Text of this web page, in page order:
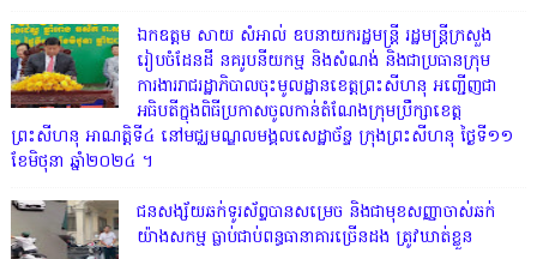
ឯកឧត្តម សាយ សំអាល់ ឧបនាយករដ្ឋមន្ត្រី រដ្ឋមន្ត្រីក្រសួង
រៀបចំដែនដី នគរូបនីយកម្ម និងសំណង់ និងជាប្រធានក្រុម
ការងាររាជរដ្ឋាភិបាលចុះមូលដ្ឋានខេត្តព្រះសីហនុ អញ្ជើញជា
អធិបតីក្នុងពិធីប្រកាសចូលកាន់តំណែងក្រុមប្រឹក្សាខេត្ត
ព្រះសីហនុ អាណត្តិទី៤ នៅមជ្ឈមណ្ឌលមង្គលសេដ្ឋាច័ន្ទ ក្រុងព្រះសីហនុ ថ្ងៃទី១១
ខែមិថុនា ឆ្នាំ២០២៤ ។
ជនសង្ស័យឆក់ទូរស័ព្ទបានសម្រេច និងជាមុខសញ្ញាចាស់ឆក់
យ៉ាងសកម្ម​ ធ្លាប់ជាប់ពន្ធធានាគារច្រេីនដង ត្រូវឃាត់ខ្លួន